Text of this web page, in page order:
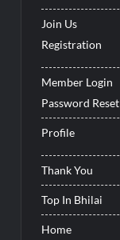
Join Us
Registration
Member Login
Password Reset
Profile
Thank You
Top In Bhilai
Home